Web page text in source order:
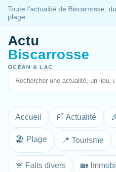
Toute l'actualité de Biscarrosse,
plage.
Actu
Biscarrosse
OCÉAN & LAC
Accueil 📰 Actualité
🏖️ Plage 📍 Tourisme
🚨 Faits divers 🏡